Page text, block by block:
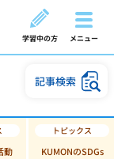
学習中の方 メニュー
記事検索
動 KUMONのSDGs